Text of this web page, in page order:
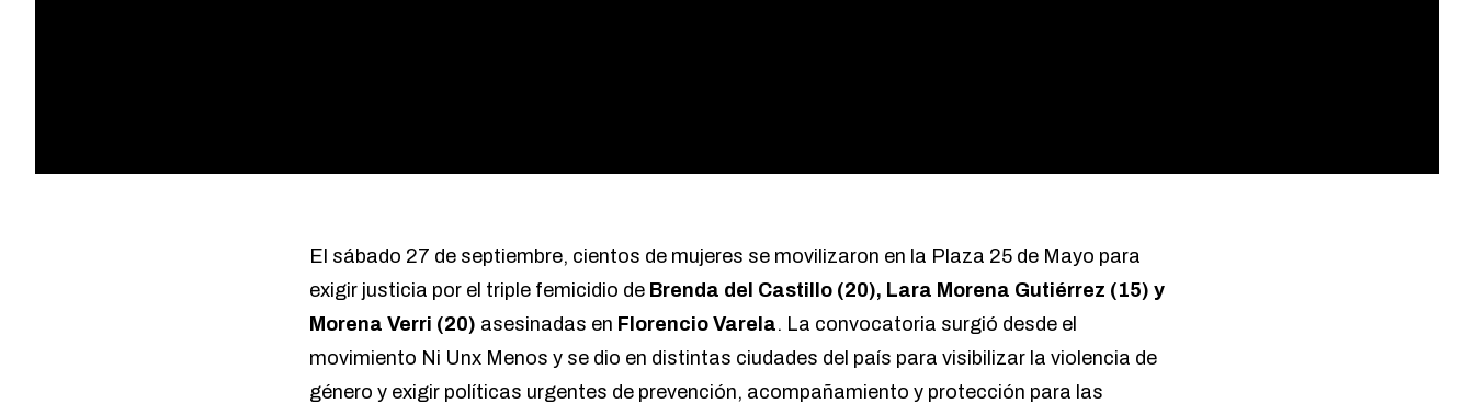
El sábado 27 de septiembre, cientos de mujeres se movilizaron en la Plaza 25 de Mayo para
exigir justicia por el triple femicidio de Brenda del Castillo (20), Lara Morena Gutiérrez (15) y
Morena Verri (20) asesinadas en Florencio Varela. La convocatoria surgió desde el
movimiento Ni Unx Menos y se dio en distintas ciudades del país para visibilizar la violencia de
género y exigir políticas urgentes de prevención, acompañamiento y protección para las